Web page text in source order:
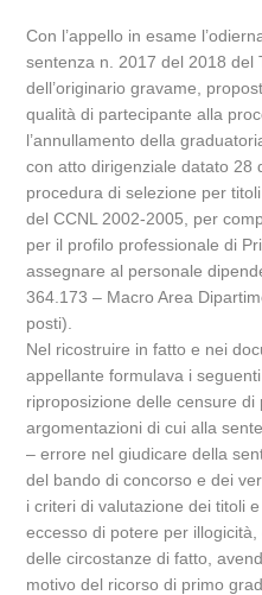
Con l’appello in esame
sentenza n. 2017 del 2018 del
dell’originario gravame,
qualità di partecipante alla
l’annullamento della
con atto dirigenziale datato 28
procedura di selezione per
del CCNL 2002-2005, per
per il profilo professionale di
assegnare al personale
364.173 – Macro Area
posti).
Nel ricostruire in fatto e nei
appellante formulava i
riproposizione delle censure
argomentazioni di cui alla
– errore nel giudicare della
del bando di concorso e dei
i criteri di valutazione dei titoli
eccesso di potere per
delle circostanze di fatto,
motivo del ricorso di primo